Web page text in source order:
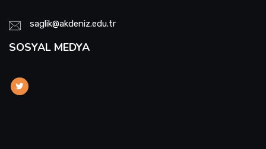
saglik@akdeniz.edu.tr
SOSYAL MEDYA